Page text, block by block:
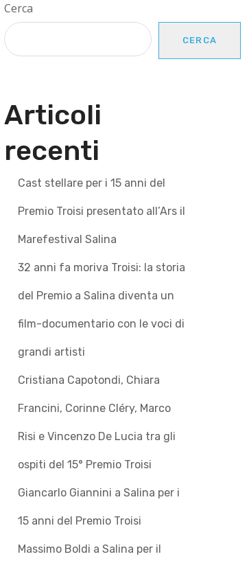
Cerca
CERCA
Articoli
recenti
Cast stellare per i 15 anni del
Premio Troisi presentato all’Ars il
Marefestival Salina
32 anni fa moriva Troisi: la storia
del Premio a Salina diventa un
film-documentario con le voci di
grandi artisti
Cristiana Capotondi, Chiara
Francini, Corinne Cléry, Marco
Risi e Vincenzo De Lucia tra gli
ospiti del 15° Premio Troisi
Giancarlo Giannini a Salina per i
15 anni del Premio Troisi
Massimo Boldi a Salina per il